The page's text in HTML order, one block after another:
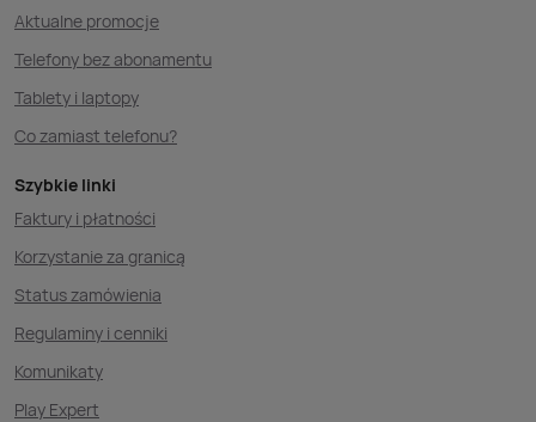
Aktualne promocje
Telefony bez abonamentu
Tablety i laptopy
Co zamiast telefonu?
Szybkie linki
Faktury i płatności
Korzystanie za granicą
Status zamówienia
Regulaminy i cenniki
Komunikaty
Play Expert